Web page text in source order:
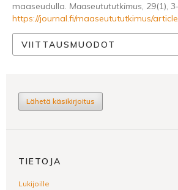
maaseudulla. Maaseutututkimus, 29(1),
https://journal.fi/maaseutututkimus/
VIITTAUSMUODOT
Lähetä käsikirjoitus
TIETOJA
Lukijoille